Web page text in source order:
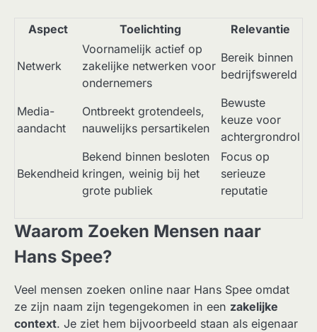
Aspect Toelichting Relevantie
Netwerk
Voornamelijk actief op
zakelijke netwerken voor
ondernemers
Bereik binnen
bedrijfswereld
Media-
aandacht
Ontbreekt grotendeels,
nauwelijks persartikelen
Bewuste
keuze voor
achtergrondrol
Bekendheid
Bekend binnen besloten
kringen, weinig bij het
grote publiek
Focus op
serieuze
reputatie
Waarom Zoeken Mensen naar
Hans Spee?
Veel mensen zoeken online naar Hans Spee omdat
ze zijn naam zijn tegengekomen in een zakelijke
context. Je ziet hem bijvoorbeeld staan als eigenaar